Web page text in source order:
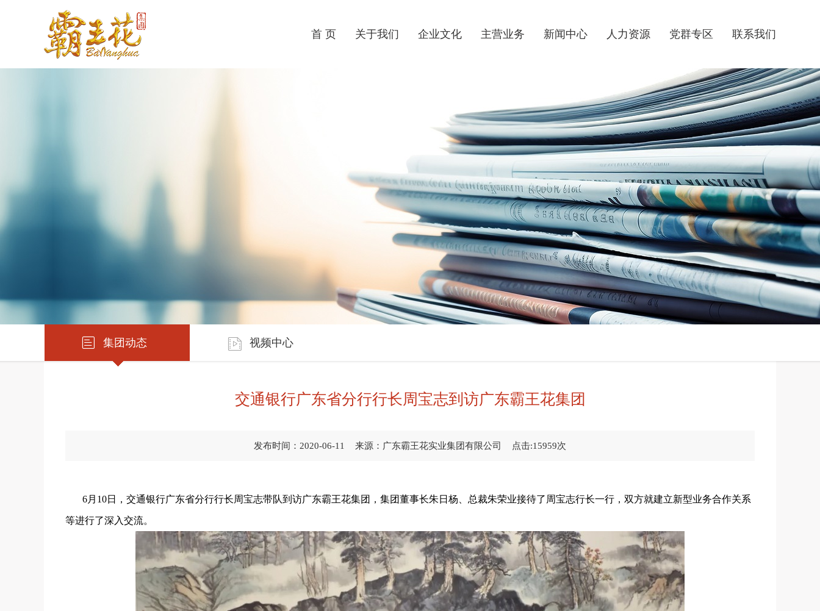
首 页 关于我们 企业文化 主营业务 新闻中心 人力资源 党群专区 联系我们
集团动态 视频中心
交通银行广东省分行行长周宝志到访广东霸王花集团
发布时间：2020-06-11 来源：广东霸王花实业集团有限公司 点击:15959次
6月10日，交通银行广东省分行行长周宝志带队到访广东霸王花集团，集团董事长朱日杨、总裁朱荣业接待了周宝志行长一行，双方就建立新型业务合作关系
等进行了深入交流。